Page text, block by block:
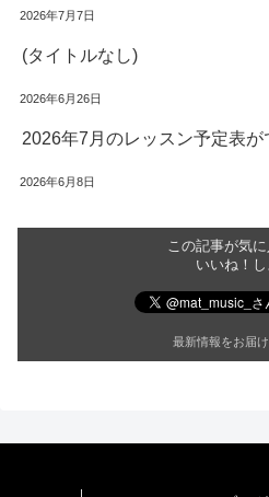
2026年7月7日
(タイトルなし)
2026年6月26日
2026年7月のレッスン予定表
2026年6月8日
この記事が気
いいね！し
最新情報をお届け